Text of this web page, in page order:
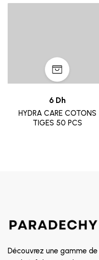
6 Dh
HYDRA CARE COTONS
TIGES 50 PCS
Découvrez une gamme